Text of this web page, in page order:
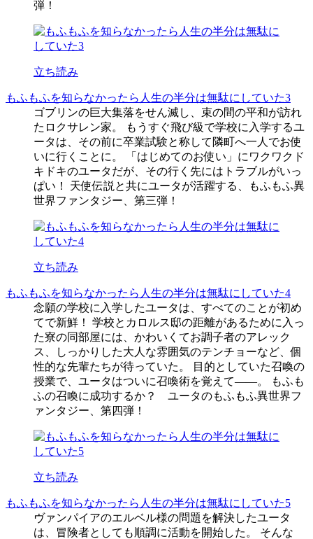
弾！
立ち読み
もふもふを知らなかったら人生の半分は無駄にしていた3
ゴブリンの巨大集落をせん滅し、束の間の平和が訪れ
たロクサレン家。 もうすぐ飛び級で学校に入学するユ
ータは、その前に卒業試験と称して隣町へ一人でお使
いに行くことに。 「はじめてのお使い」にワクワクド
キドキのユータだが、その行く先にはトラブルがいっ
ぱい！ 天使伝説と共にユータが活躍する、もふもふ異
世界ファンタジー、第三弾！
立ち読み
もふもふを知らなかったら人生の半分は無駄にしていた4
念願の学校に入学したユータは、すべてのことが初め
てで新鮮！ 学校とカロルス邸の距離があるために入っ
た寮の同部屋には、かわいくてお調子者のアレック
ス、しっかりした大人な雰囲気のテンチョーなど、個
性的な先輩たちが待っていた。 目的としていた召喚の
授業で、ユータはついに召喚術を覚えて――。 もふも
ふの召喚に成功するか？ ユータのもふもふ異世界フ
ァンタジー、第四弾！
立ち読み
もふもふを知らなかったら人生の半分は無駄にしていた5
ヴァンパイアのエルベル様の問題を解決したユータ
は、冒険者としても順調に活動を開始した。 そんな